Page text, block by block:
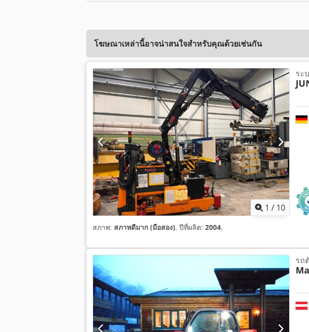
โฆษณาเหล่านี้อาจน่าสนใจสำหรับคุณด้วยเช่นกัน
1 / 10
ระ
สภาพ: สภาพดีมาก (มือสอง), ปีที่ผลิต: 2004,
รถ